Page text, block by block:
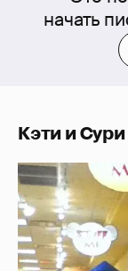
начать
Кэти и Сури